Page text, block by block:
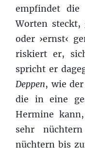
empfindet die
Worten
oder ›ernst‹
riskiert er,
spricht er
Deppen, wie
die in eine
Hermine
sehr
nüchtern bis